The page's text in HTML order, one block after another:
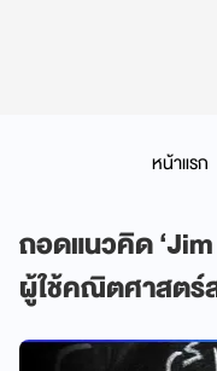
หน้าแรก
ถอดแนวคิด
ผู้ใช้คณิตศาสตร์ส